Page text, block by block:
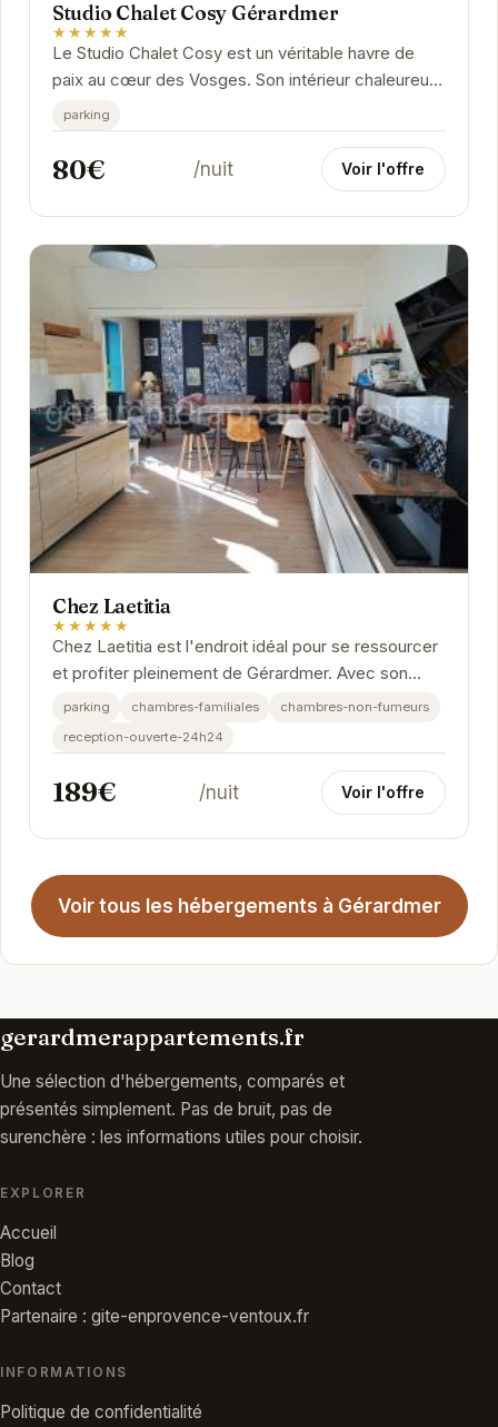
Studio Chalet Cosy Gérardmer
★★★★★
Le Studio Chalet Cosy est un véritable havre de
paix au cœur des Vosges. Son intérieur chaleureux
et confortable vous invite à la détente après...
parking
80€ /nuit Voir l'offre
Chez Laetitia
★★★★★
Chez Laetitia est l'endroit idéal pour se ressourcer
et profiter pleinement de Gérardmer. Avec son
emplacement privilégié et son atmosphère...
parking chambres-familiales
chambres-non-fumeurs
reception-ouverte-24h24
189€ /nuit Voir l'offre
Voir tous les hébergements à Gérardmer
gerardmerappartements.fr
Une sélection d'hébergements, comparés et
présentés simplement. Pas de bruit, pas de
surenchère : les informations utiles pour choisir.
EXPLORER
Accueil
Blog
Contact
Partenaire : gite-enprovence-ventoux.fr
INFORMATIONS
Politique de confidentialité